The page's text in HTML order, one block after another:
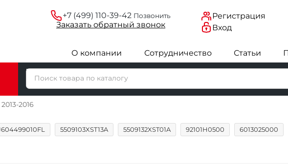
+7 (499) 110-39-42 Позвонить
Заказатьобратныйзвонок
Регистрация
Вход
О компании Сотрудничество Статьи
2013-2016
5509103XST13A 5509132XST01A 92101H0500
6013025000